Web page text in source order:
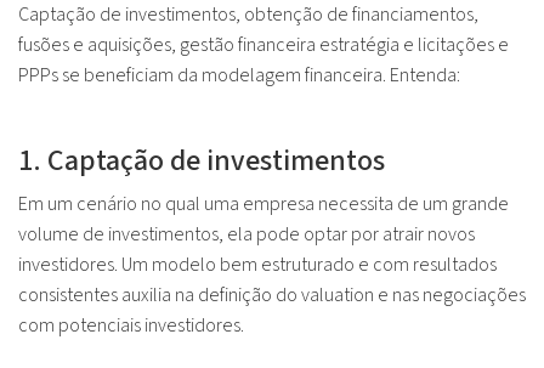
Captação de investimentos, obtenção de financiamentos,
fusões e aquisições, gestão financeira estratégia e licitações e
PPPs se beneficiam da modelagem financeira. Entenda:
1. Captação de investimentos
Em um cenário no qual uma empresa necessita de um grande
volume de investimentos, ela pode optar por atrair novos
investidores. Um modelo bem estruturado e com resultados
consistentes auxilia na definição dovaluation e nas negociações
com potenciais investidores.